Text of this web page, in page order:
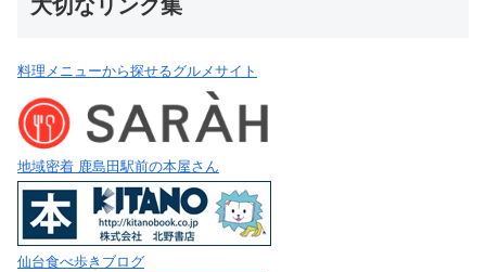
大切なリンク集
料理メニューから探せるグルメサイト
地域密着 鹿島田駅前の本屋さん
仙台食べ歩きブログ